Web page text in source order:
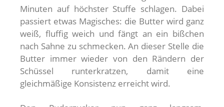
Minuten auf höchster Stuffe schlagen. Dabei
passiert etwas Magisches: die Butter wird ganz
weiß, fluffig weich und fängt an ein bißchen
nach Sahne zu schmecken. An dieser Stelle die
Butter immer wieder von den Rändern der
Schüssel runterkratzen, damit eine
gleichmäßige Konsistenz erreicht wird.